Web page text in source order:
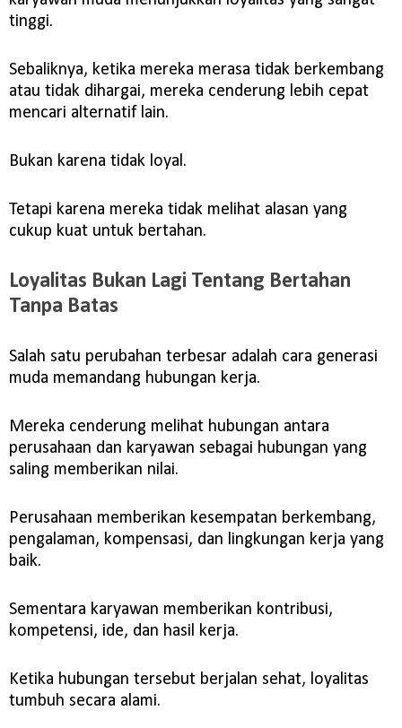
tinggi.
Sebaliknya, ketika mereka merasa tidak berkembang
atau tidak dihargai, mereka cenderung lebih cepat
mencari alternatif lain.
Bukan karena tidak loyal.
Tetapi karena mereka tidak melihat alasan yang
cukup kuat untuk bertahan.
Loyalitas Bukan Lagi Tentang Bertahan
Tanpa Batas
Salah satu perubahan terbesar adalah cara generasi
muda memandang hubungan kerja.
Mereka cenderung melihat hubungan antara
perusahaan dan karyawan sebagai hubungan yang
saling memberikan nilai.
Perusahaan memberikan kesempatan berkembang,
pengalaman, kompensasi, dan lingkungan kerja yang
baik.
Sementara karyawan memberikan kontribusi,
kompetensi, ide, dan hasil kerja.
Ketika hubungan tersebut berjalan sehat, loyalitas
tumbuh secara alami.